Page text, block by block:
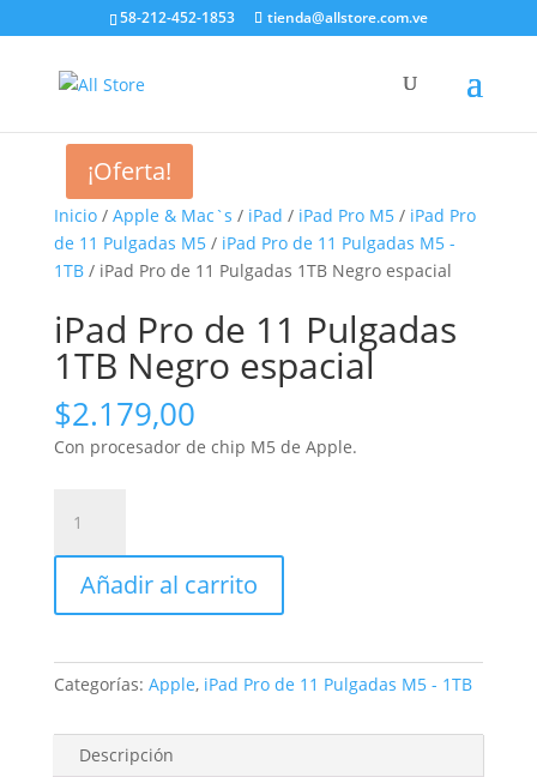
58-212-452-1853 tienda@allstore.com.ve
Inicio/ Apple & Mac`s / iPad / iPad Pro M5/ iPad Pro
de 11 Pulgadas M5/ iPad Pro de 11 Pulgadas M5 -
1TB/ iPad Pro de 11 Pulgadas 1TB Negro espacial
iPad Pro de 11 Pulgadas
1TB Negro espacial
$2.179,00
Con procesador de chip M5 de Apple.
Pro
de
Pulgadas
Negro
espacial
Añadir al carrito
Categorías: Apple, iPad Pro de 11 Pulgadas M5 - 1TB
Descripción
¡Oferta!